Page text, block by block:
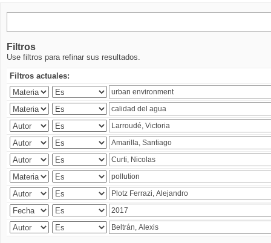
Filtros
Use filtros para refinar sus resultados.
Filtros actuales: